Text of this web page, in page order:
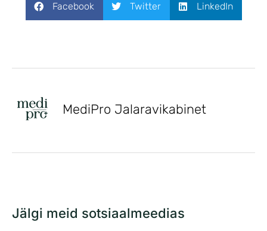
Facebook Twitter LinkedIn
MediPro Jalaravikabinet
Jälgi meid sotsiaalmeedias